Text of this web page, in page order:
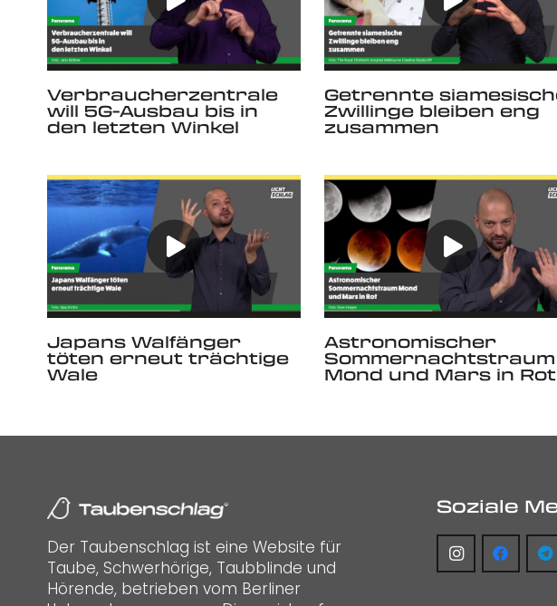
Verbraucherzentrale
will 5G-Ausbau bis in
den letzten Winkel
Getrennte
Zwillinge bleiben eng
zusammen
Japans Walfänger
töten erneut trächtige
Wale
Astronomischer
Sommernachtstraum
Mond und Mars in Rot
Der Taubenschlag ist eine Website für
Taube, Schwerhörige, Taubblinde und
Hörende, betrieben vom Berliner
Soziale